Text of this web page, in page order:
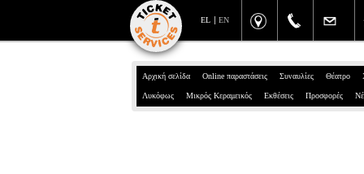
EN
EL
Αρχική σελίδα Online παραστάσεις Συναυλίες Θέατρο
Λυκόφως Μικρός Κεραμεικός Εκθέσεις Προσφορές